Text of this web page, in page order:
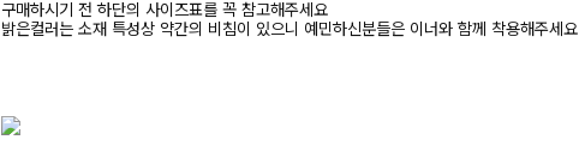
구매하시기 전 하단의 사이즈표를 꼭 참고해주세요
밝은컬러는 소재 특성상 약간의 비침이 있으니 예민하신분들은 이너와 함께 착용해주세요